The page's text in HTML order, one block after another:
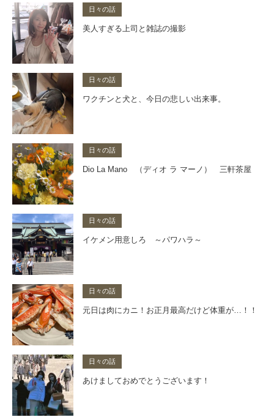
日々の話
美人すぎる上司と雑誌の撮影
日々の話
ワクチンと犬と、今日の悲しい出来事。
日々の話
Dio La Mano （ディオ ラ マーノ） 三軒茶屋
日々の話
イケメン用意しろ ～パワハラ～
日々の話
元日は肉にカニ！お正月最高だけど体重が…！！
日々の話
あけましておめでとうございます！